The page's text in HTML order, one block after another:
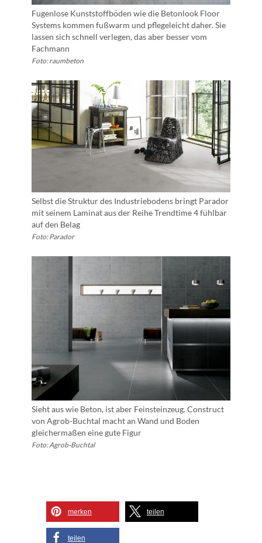
Fugenlose Kunststoffböden wie die Betonlook Floor
Systems kommen fußwarm und pflegeleicht daher. Sie
lassen sich schnell verlegen, das aber besser vom
Fachmann
Foto: raumbeton
Selbst die Struktur des Industriebodens bringt Parador
mit seinem Laminat aus der Reihe Trendtime 4 fühlbar
auf den Belag
Foto: Parador
Sieht aus wie Beton, ist aber Feinsteinzeug. Construct
von Agrob-Buchtal macht an Wand und Boden
gleichermaßen eine gute Figur
Foto: Agrob-Buchtal
merken teilen
teilen